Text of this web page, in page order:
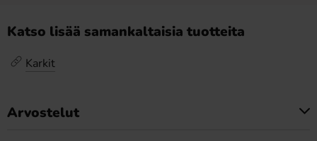
Katso lisää samankaltaisia tuotteita
Karkit
Arvostelut